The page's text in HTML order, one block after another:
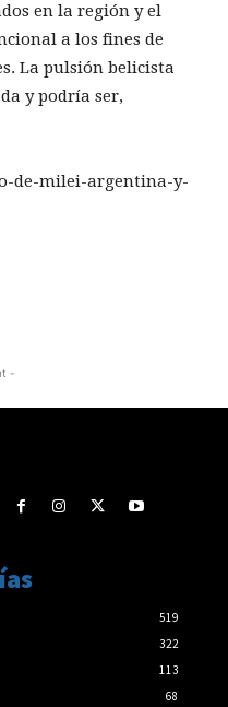
en la región y el
a los fines de
La pulsión belicista
y podría ser,
de-milei-argentina-y-
-
519
322
113
68